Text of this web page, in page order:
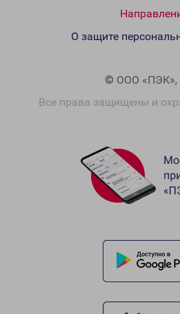
© ООО «ПЭК»,
Все права защищены и
О защите